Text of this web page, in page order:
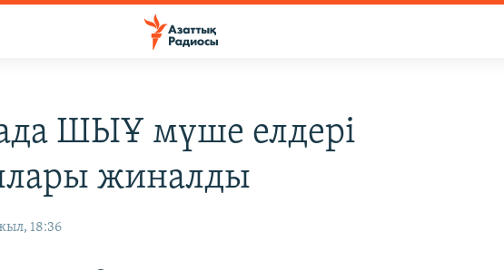
ШЫҰ мүше елдері
жиналды
18:36